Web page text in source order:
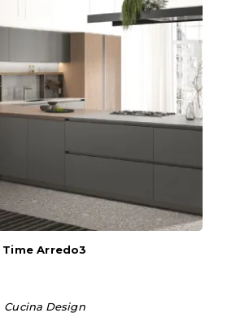
Time Arredo3
Cucina Design